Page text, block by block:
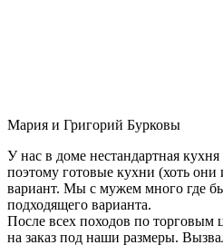
Мария и Григорий Бурковы
У нас в доме нестандартная
поэтому готовые кухни (хоть
вариант. Мы с мужем много где
подходящего варианта.
После всех походов по торговым
на заказ под наши размеры.